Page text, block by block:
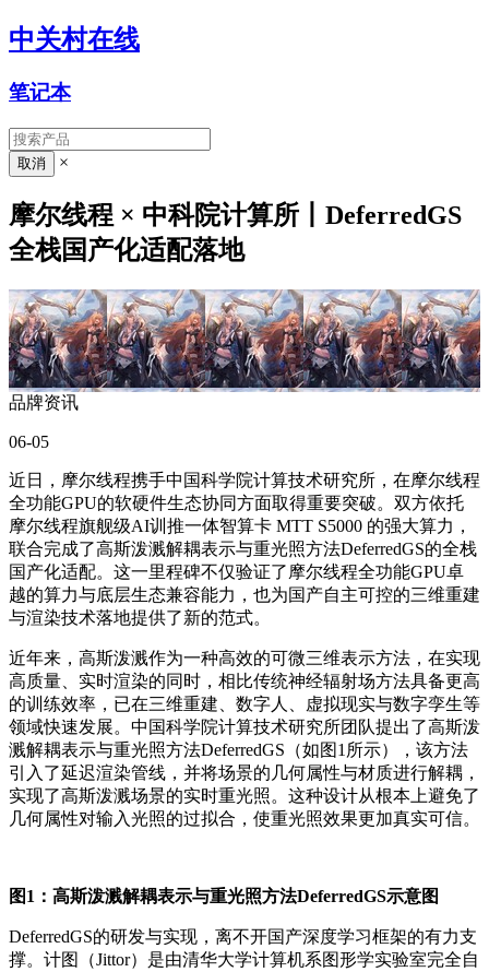
中关村在线
笔记本
×
摩尔线程 × 中科院计算所丨DeferredGS
全栈国产化适配落地
品牌资讯
06-05
近日，摩尔线程携手中国科学院计算技术研究所，在摩尔线程
全功能GPU的软硬件生态协同方面取得重要突破。双方依托
摩尔线程旗舰级AI训推一体智算卡 MTT S5000 的强大算力，
联合完成了高斯泼溅解耦表示与重光照方法DeferredGS的全栈
国产化适配。这一里程碑不仅验证了摩尔线程全功能GPU卓
越的算力与底层生态兼容能力，也为国产自主可控的三维重建
与渲染技术落地提供了新的范式。
近年来，高斯泼溅作为一种高效的可微三维表示方法，在实现
高质量、实时渲染的同时，相比传统神经辐射场方法具备更高
的训练效率，已在三维重建、数字人、虚拟现实与数字孪生等
领域快速发展。中国科学院计算技术研究所团队提出了高斯泼
溅解耦表示与重光照方法DeferredGS（如图1所示），该方法
引入了延迟渲染管线，并将场景的几何属性与材质进行解耦，
实现了高斯泼溅场景的实时重光照。这种设计从根本上避免了
几何属性对输入光照的过拟合，使重光照效果更加真实可信。
图1：高斯泼溅解耦表示与重光照方法DeferredGS示意图
DeferredGS的研发与实现，离不开国产深度学习框架的有力支
撑。计图（Jittor）是由清华大学计算机系图形学实验室完全自